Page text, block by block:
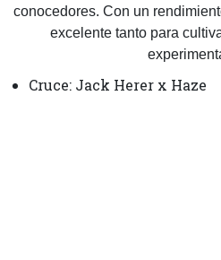
conocedores. Con un
excelente tanto para
Cruce: Jack Herer x Haze